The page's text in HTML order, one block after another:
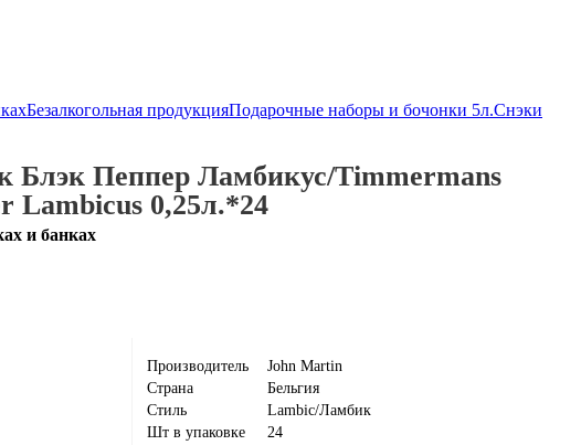
Безалкогольная продукцияПодарочные наборы и бочонки 5л.Снэки
Блэк Пеппер Ламбикус/Timmermans
Lambicus 0,25л.*24
и банках
Производитель
John Martin
Страна
Бельгия
Стиль
Lambic/Ламбик
Шт в упаковке
24